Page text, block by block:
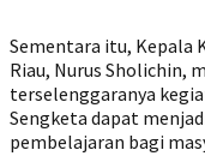
Sementara itu, Kepala
Riau, Nurus Sholichin,
terselenggaranya
Sengketa dapat
pembelajaran bagi